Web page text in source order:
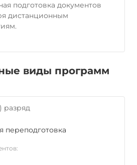
подготовка документов
дистанционным
виды программ
разряд
переподготовка